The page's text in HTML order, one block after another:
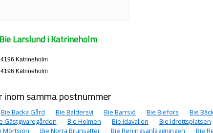
Larslund i Katrineholm
Katrineholm
Katrineholm
samma postnummer
Bie Backa Gård Bie Baldersvi Bie Barrsjö Bie Biefors Bie
Gästgivaregården Bie Holmen Bie Idavallen Bie Idrottsplatsen
Mörtsjön Bie Norra Brunsätter Bie Reningsanläggningen Bie